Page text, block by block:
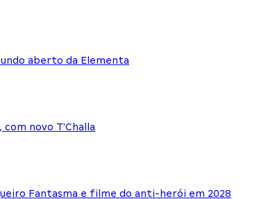
aberto da Elementa
novo T'Challa
Fantasma e filme do anti-herói em 2028